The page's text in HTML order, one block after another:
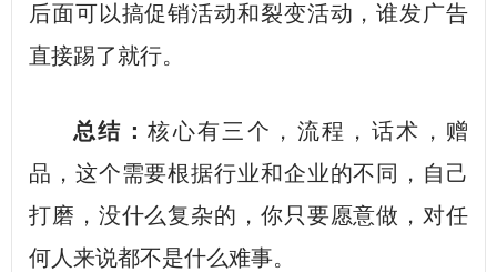
后面可以搞促销活动和裂变活动，谁发广告
直接踢了就行。
总结：核心有三个，流程，话术，赠
品，这个需要根据行业和企业的不同，自己
打磨，没什么复杂的，你只要愿意做，对任
何人来说都不是什么难事。